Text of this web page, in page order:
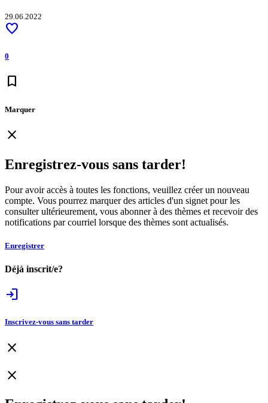
29.06.2022
favorite
0
bookmark
Marquer
close
Enregistrez-vous sans tarder!
Pour avoir accès à toutes les fonctions, veuillez créer un nouveau
compte. Vous pourrez marquer des articles d'un signet pour les
consulter ultérieurement, vous abonner à des thèmes et recevoir des
notifications par courriel lorsque des thèmes sont actualisés.
Enregistrer
Déjà inscrit/e?
login
Inscrivez-vous sans tarder
close
close